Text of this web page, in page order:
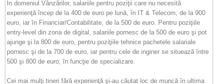
În domeniul Vânzărilor, salariile pentru poziţii care nu necesită
experienţă încep de la 400 de euro pe lună, în IT & Telecom, de la 900
euro, iar în Financiar/Contabilitate, de la 500 de euro. Pentru poziţiile
entry-level din zona de digital, salariile pornesc de la 500 de euro şi pot
ajunge şi la 800 de euro, pentru poziţiile tehnice pachetele salariale
pornesc şi de la 700 de euro, iar pentru cele de inginer se situează între
500 şi 800 de euro, în funcţie de specializare.
Cei mai mulţi tineri fără experienţă şi-au căutat loc de muncă în ultima